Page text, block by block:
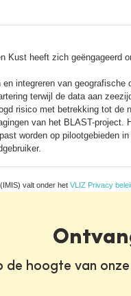
Kust heeft zich
integreren van
terwijl de data aan
risico met betrekking tot
van het BLAST-
worden op pilootgebieden
(IMIS) valt onder het VLIZ Privacy
de hoogte van